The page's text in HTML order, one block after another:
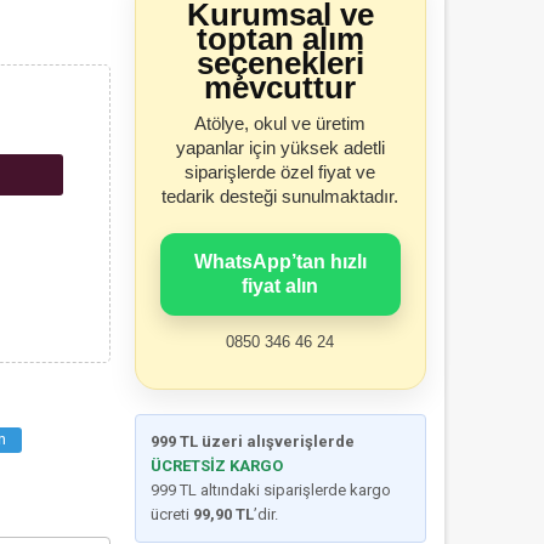
Kurumsal ve
toptan alım
seçenekleri
mevcuttur
Atölye, okul ve üretim
yapanlar için yüksek adetli
siparişlerde özel fiyat ve
tedarik desteği sunulmaktadır.
WhatsApp’tan hızlı
fiyat alın
0850 346 46 24
999 TL üzeri alışverişlerde
ÜCRETSİZ KARGO
999 TL altındaki siparişlerde kargo
ücreti 99,90 TL’dir.